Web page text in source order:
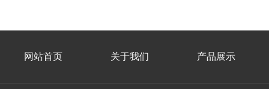
网站首页 关于我们 产品展示